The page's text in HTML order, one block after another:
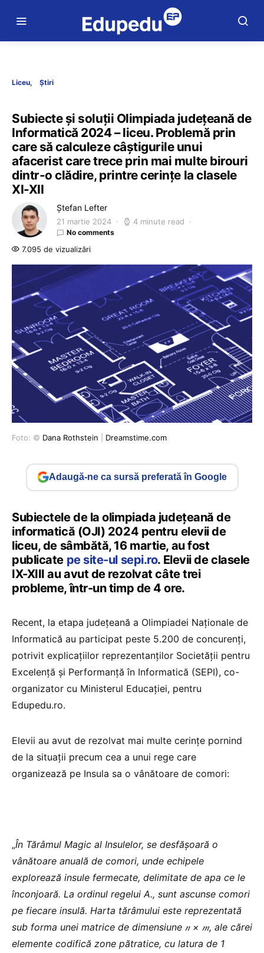
Liceu Știri
Subiecte și soluții Olimpiada județeană de
Informatică 2024 – liceu. Problemă prin
care să calculeze câștigurile unui
afacerist care trece prin mai multe birouri
dintr-o clădire, printre cerințe la clasele
XI-XII
Ștefan Lefter
21 martie 2024 4 minute read
No comments
7.095 de vizualizări
Foto: © Dana Rothstein Dreamstime.com
Adaugă-ne ca sursă preferată în Google
Subiectele de la olimpiada județeană de
informatică (OJI) 2024 pentru elevii de
liceu, de sâmbătă, 16 martie, au fost
publicate pe site-ul sepi.ro. Elevii de clasele
IX-XIII au avut de rezolvat câte trei
probleme, într-un timp de 4 ore.
Recent, la etapa județeană a Olimpiadei Naționale de
Informatică au participat peste 5.200 de concurenți,
potrivit explicațiilor reprezentanților Societății pentru
Excelență și Performanță în Informatică (SEPI), co-
organizator cu Ministerul Educației, pentru
Edupedu.ro.
Elevii au avut de rezolvat mai multe cerințe pornind
de la situații precum cea a unui rege care
organizează pe Insula sa o vânătoare de comori:
„În Tărâmul Magic al Insulelor, se desfășoară o
vânătoare anuală de comori, unde echipele
explorează insule fermecate, delimitate de apa ce le
înconjoară. La ordinul regelui A., sunt ascunse comori
pe fiecare insulă. Harta tărâmului este reprezentată
sub forma unei matrice de dimensiune 𝑛 × 𝑚, ale cărei
elemente codifică zone pătratice, cu latura de 1